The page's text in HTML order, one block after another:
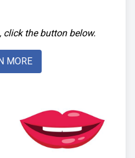
the button below.
MORE